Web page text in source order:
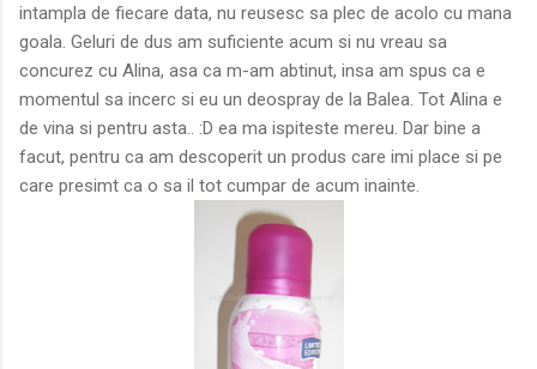
intampla de fiecare data, nu reusesc sa plec de acolo cu mana
goala. Geluri de dus am suficiente acum si nu vreau sa
concurez cu Alina, asa ca m-am abtinut, insa am spus ca e
momentul sa incerc si eu un deospray de la Balea. Tot Alina e
de vina si pentru asta.. :D ea ma ispiteste mereu. Dar bine a
facut, pentru ca am descoperit un produs care imi place si pe
care presimt ca o sa il tot cumpar de acum inainte.